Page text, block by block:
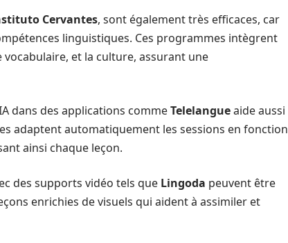
Cervantes, sont également très efficaces, car
linguistiques. Ces programmes intègrent
et la culture, assurant une
dans des applications commeTelelangueaide aussi
adaptent automatiquement les sessions en fonction
ainsi chaque leçon.
des supports vidéo tels que Lingoda peuvent être
enrichies de visuels qui aident à assimiler et